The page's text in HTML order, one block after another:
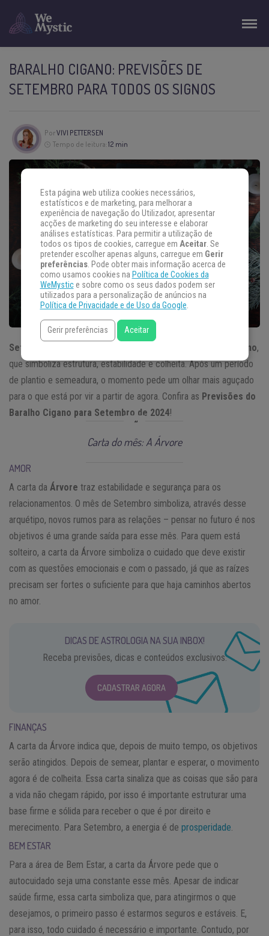
BARALHO CIGANO: PREVISÕES DE
SETEMBRO PARA TODOS OS SIGNOS
PorVIVI PETTERSEN
Tempo de leitura:12 min
Setembro Baralho Cigano,
que simboliza estrutura, estabilidade e colheita. Após um período
de plantio e semeadura, o momento pede um olhar mais aguçado
para o que está por vir a partir de agora. Confira as Previsões do
Baralho Cigano para Setembro de 2024!
Carta do mês: A Árvore
AMOR
A carta da Árvore traz estabilidade e segurança para os
relacionamentos. O mês de Setembro simboliza, através desse
arquétipo, novos rumos para as relações – pensar no futuro é nos
objetivos é uma grande saída para esse mês. Para quem está
solteiro, a carta da Árvore simboliza o cuidado que deve existir
com as questões emocionais e com o passado, já que as raízes
precisam ser fortes o suficiente para que haja caminhos abertos
no amor.
DICAS DE ASTROLOGIA NA SUA INBOX!
Receba previsões, dicas e conteúdos exclusivos.
CADASTRAR AGORA
FINANÇAS
A carta da Árvore indica que, depois de muito tempo, os objetivos
serão atingidos. Depois de semear, plantar e esperar, o movimento
agora é de colheita. Essa carta sinaliza que as coisas que são para
a vida não chegam rápido, por isso é importante estruturar uma
base firme e sólida para receber o que é por direito e
merecimento. Para Setembro, a energia é de prosperidade
BEM ESTAR
Para a área de Bem Estar, a carta da Árvore pede que o
autocuidado seja uma constante esse mês. Apesar de indicar
saúde firme, essa carta simboliza que, para atingirmos o que
desejamos, o primeiro passo é estarmos seguros e estáveis. E,
para isso, todo cuidado é necessário e importante. Contudo, por
Esta página web utiliza cookies necessários,
estatísticos e de marketing, para melhorar a
experiência de navegação do Utilizador, apresentar
acções de marketing do seu interesse e elaborar
análises estatísticas. Para permitir a utilização de
todos os tipos de cookies, carregue em Aceitar. Se
pretender escolher apenas alguns, carregue em Gerir
preferências. Pode obter mais informação acerca de
como usamos cookies na Política de Cookies da
WeMystice sobre como os seus dados podem ser
utilizados para a personalização de anúncios na
Política de Privacidade e de Uso da Google.
Gerir preferências Aceitar